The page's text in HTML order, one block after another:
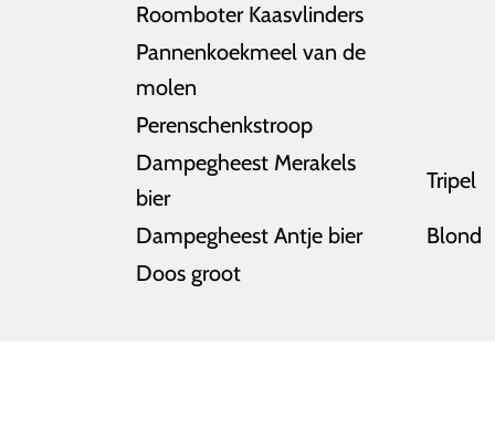
Roomboter Kaasvlinders
Pannenkoekmeel van de
molen
Perenschenkstroop
Dampegheest Merakels
bier
Tripel
Dampegheest Antje bier Blond
Doos groot